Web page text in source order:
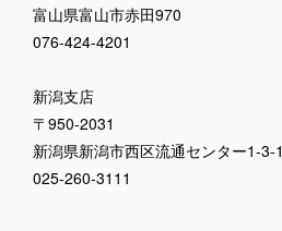
富山県富山市赤田970
076-424-4201
新潟支店
〒950-2031
新潟県新潟市西区流通センター1-3-1
025-260-3111